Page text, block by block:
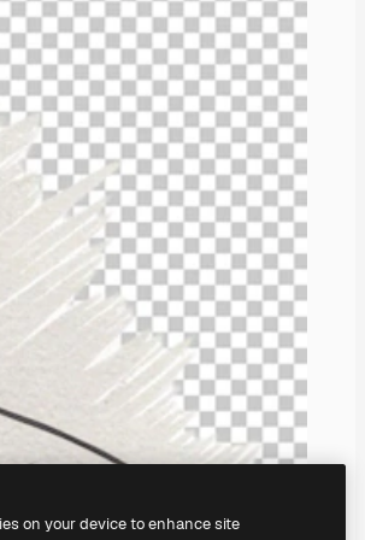
on your device to enhance site